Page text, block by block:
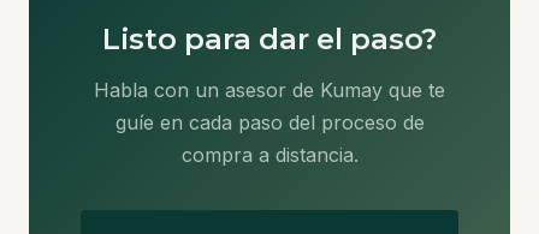
Listo para dar el paso?
Habla con un asesor de Kumay que te
guíe en cada paso del proceso de
compra a distancia.